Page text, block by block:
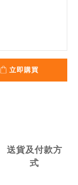
立即購買
送貨及付款方
式